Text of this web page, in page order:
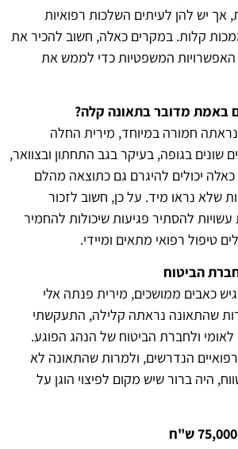
אך יש להן לעיתים השלכות רפואיות
קלות. במקרים כאלה, חשוב להכיר את
האפשרויות המשפטיות כדי לממש את
מדובר בתאונה קלה?
חמורה במיוחד, מירית החלה
שונים בגופה, בעיקר בגב התחתון ובצוואר,
יכולים להיגרם גם כתוצאה מהלם
שלא נראו מיד. על כן, חשוב לזכור
להסתיר פגיעות שיכולות להחמיר
טיפול רפואי מתאים ומיידי.
הביטוח
כאבים ממושכים, מירית פנתה אלי
שהתאונה נראתה קלילה, התעקשתי
ולחברת הביטוח של הנהג הפוגע.
הנדרשים, ולמרות שהתאונה לא
היה ברור שיש מקום לפיצוי הוגן על